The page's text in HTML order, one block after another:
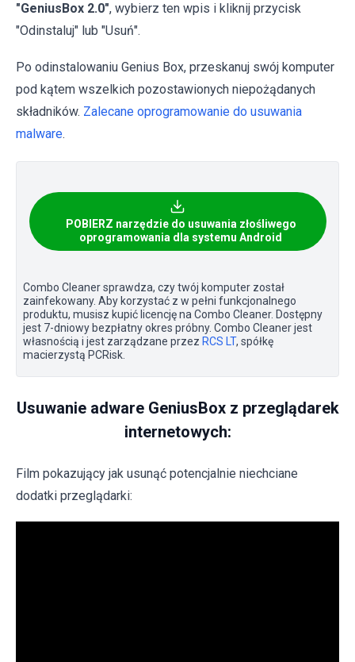
"GeniusBox 2.0", wybierz ten wpis i kliknij przycisk
"Odinstaluj" lub "Usuń".
Po odinstalowaniu Genius Box, przeskanuj swój komputer
pod kątem wszelkich pozostawionych niepożądanych
składników. Zalecane oprogramowanie do usuwania
malware.
POBIERZ narzędzie do usuwania złośliwego
oprogramowania dla systemu Android
Combo Cleaner sprawdza, czy twój komputer został
zainfekowany. Aby korzystać z w pełni funkcjonalnego
produktu, musisz kupić licencję na Combo Cleaner. Dostępny
jest 7-dniowy bezpłatny okres próbny. Combo Cleaner jest
własnością i jest zarządzane przez RCS LT, spółkę
macierzystą PCRisk.
Usuwanie adware GeniusBox z przeglądarek
internetowych:
Film pokazujący jak usunąć potencjalnie niechciane
dodatki przeglądarki: